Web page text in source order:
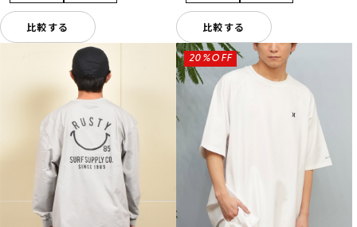
比較する 比較する
20%OFF